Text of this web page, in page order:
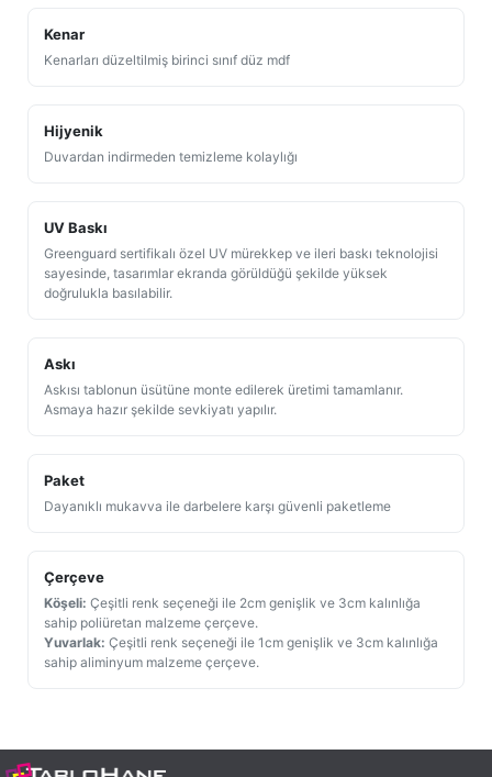
Kenar
Kenarları düzeltilmiş birinci sınıf düz mdf
Hijyenik
Duvardan indirmeden temizleme kolaylığı
UV Baskı
Greenguard sertifikalı özel UV mürekkep ve ileri baskı teknolojisi
sayesinde, tasarımlar ekranda görüldüğü şekilde yüksek
doğrulukla basılabilir.
Askı
Askısı tablonun üsütüne monte edilerek üretimi tamamlanır.
Asmaya hazır şekilde sevkiyatı yapılır.
Paket
Dayanıklı mukavva ile darbelere karşı güvenli paketleme
Çerçeve
Köşeli: Çeşitli renk seçeneği ile 2cm genişlik ve 3cm kalınlığa
sahip poliüretan malzeme çerçeve.
Yuvarlak: Çeşitli renk seçeneği ile 1cm genişlik ve 3cm kalınlığa
sahip aliminyum malzeme çerçeve.